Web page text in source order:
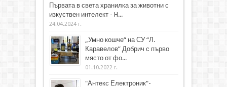
Първата в света хранилка за животни с
изкуствен интелект - H...
24.04.2024 г.
„Умно кошче“ на СУ “Л.
Каравелов” Добрич с първо
място от фо...
01.10.2022 г.
"Антекс Електроник"-